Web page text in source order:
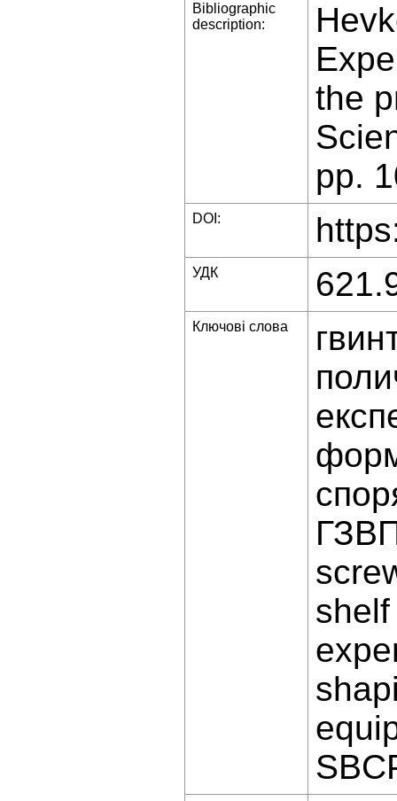
Bibliographic
description:
the
pp.
DOI:
УДК
Ключові слова
shelf